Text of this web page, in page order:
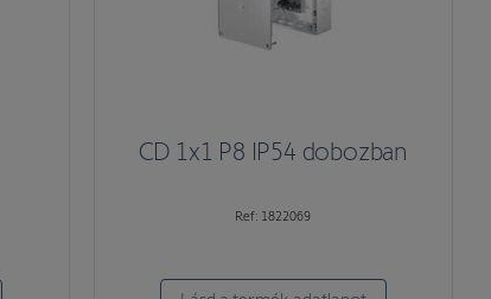
CD 1x1 P8 IP54 dobozban
Ref: 1822069